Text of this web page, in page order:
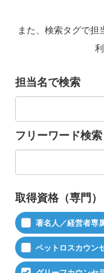
また、検索タグで
担当名で検索
フリーワード検索
取得資格（専門）
著名人／経営者専
ペットロスカウン